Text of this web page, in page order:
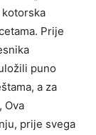
kotorska
Prije
puno
a za
Ova
prije svega